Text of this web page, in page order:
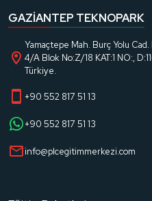
GAZIANTEP TEKNOPARK
Yamaçtepe Mah. Burç Yolu
4/A Blok No:Z/18 KAT:1 NO:,
Türkiye.
+90 552 817 51 13
+90 552 817 51 13
info@plcegitimmerkezi.com